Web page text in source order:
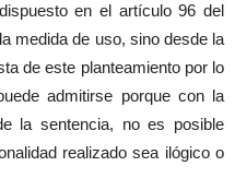
en el artículo 96 del
medida de uso, sino desde la
de este planteamiento por lo
admitirse porque con la
la sentencia, no es posible
realizado sea ilógico o